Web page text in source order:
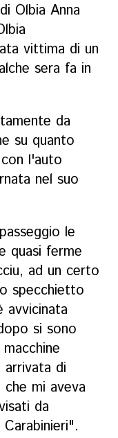
Olbia Anna
vittima di un
sera fa in
da
su quanto
l'auto
nel suo
le
quasi ferme
ad un certo
specchietto
avvicinata
si sono
arrivata di
mi aveva
da